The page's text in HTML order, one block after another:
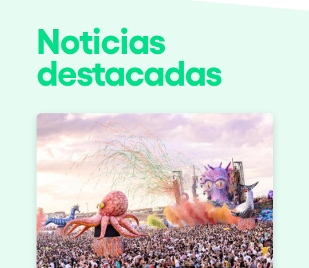
Noticias
destacadas